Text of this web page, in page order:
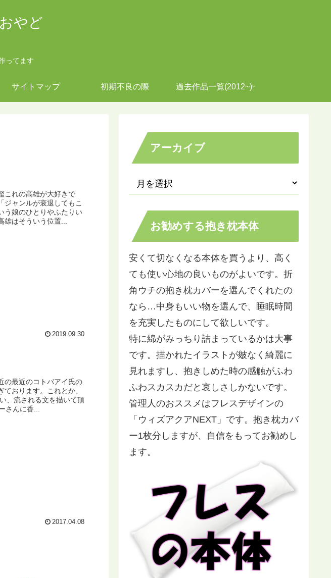
やど
ってます
サイトマップ 初期不良の際 過去作品一覧(2012~)
これの高雄が大好きで
ジャンルが衰退してもこ
う娘のひとりやふたりい
はそういう位置...
2019.09.30
の最近のコトバアイ氏の
おります。これとか、
、流される文を描いて頂
さんに香...
2017.04.08
アーカイブ
お勧めする抱き枕本体
安くて切なくなる本体を買うより、高く
ても使い心地の良いものがよいです。折
角ウチの抱き枕カバーを選んでくれたの
なら…中身もいい物を選んで、睡眠時間
を充実したものにして欲しいです。
特に綿がみっちり詰まっているかは大事
です。描かれたイラストが皴なく綺麗に
見れますし、抱きしめた時の感触がふわ
ふわスカスカだと哀しさしかないです。
管理人のおススメはフレスデザインの
「ウィズアクアNEXT」です。抱き枕カバ
ー1枚分しますが、自信をもってお勧めし
ます。